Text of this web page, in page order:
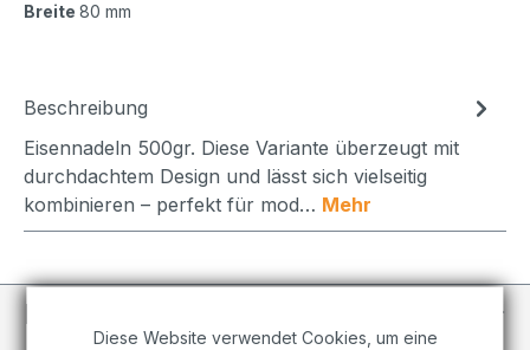
Breite 80 mm
Beschreibung
Eisennadeln 500gr. Diese Variante überzeugt mit
durchdachtem Design und lässt sich vielseitig
kombinieren – perfekt für mod… Mehr
Individuelle Projekte
Diese Website verwendet Cookies, um eine